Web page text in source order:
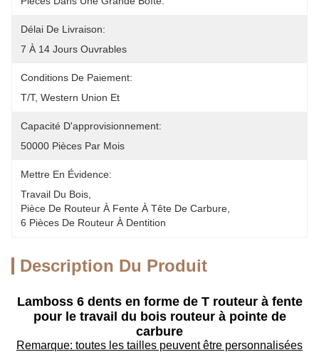
Délai De Livraison:
7 À 14 Jours Ouvrables
Conditions De Paiement:
T/T, Western Union Et
Capacité D'approvisionnement:
50000 Pièces Par Mois
Mettre En Évidence:
Travail Du Bois
Pièce De Routeur À Fente À Tête De Carbure
6 Pièces De Routeur À Dentition
Description Du Produit
Lamboss 6 dents en forme de T routeur à fente
pour le travail du bois routeur à pointe de
carbure
Remarque: toutes les tailles peuvent être personnalisées